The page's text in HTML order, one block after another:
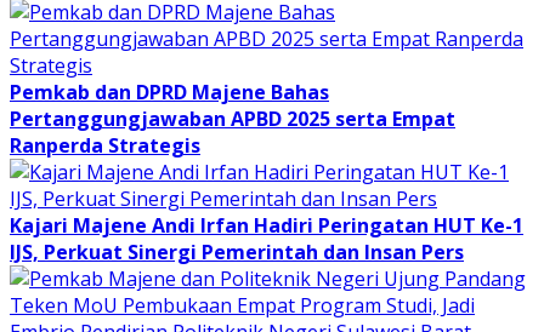
Pemkab dan DPRD Majene Bahas
Pertanggungjawaban APBD 2025 serta Empat
Ranperda Strategis
Kajari Majene Andi Irfan Hadiri Peringatan HUT Ke-1
IJS, Perkuat Sinergi Pemerintah dan Insan Pers